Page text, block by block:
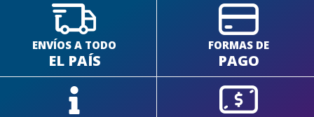
ENVÍOS A TODO
EL PAÍS
FORMAS DE
PAGO